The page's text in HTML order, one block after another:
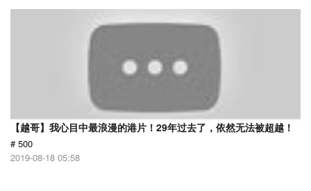
【越哥】我心目中最浪漫的港片！29年过去了，依然无法被超越！
# 500
2019-08-18 05:58